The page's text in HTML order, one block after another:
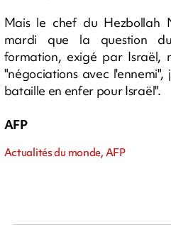
Mais le chef du Hezbollah
mardi que la question
formation, exigé par Israël,
"négociations avec
bataille en enfer pour Israël".
AFP
Actualités du monde, AFP